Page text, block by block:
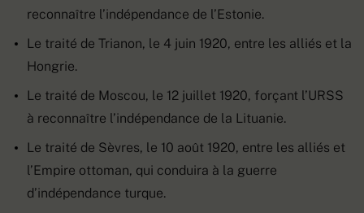
reconnaître l’indépendance de l’Estonie.
Le traité de Trianon, le 4 juin 1920, entre les alliés et la
Hongrie.
Le traité de Moscou, le 12 juillet 1920, forçant l’URSS
à reconnaître l’indépendance de la Lituanie.
Le traité de Sèvres, le 10 août 1920, entre les alliés et
l’Empire ottoman, qui conduira à la guerre
d’indépendance turque.